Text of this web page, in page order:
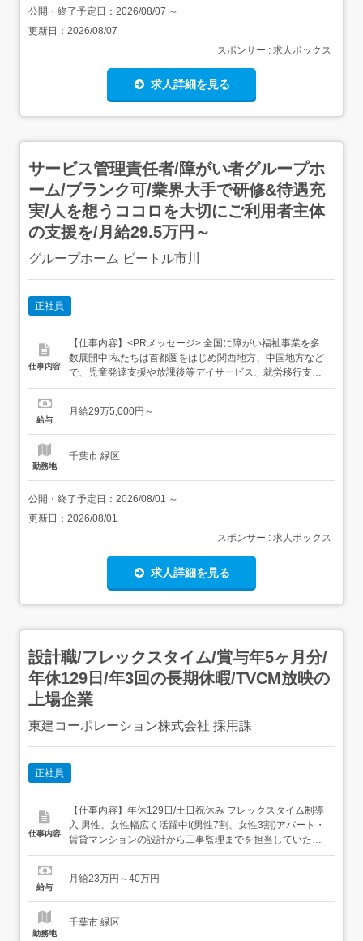
公開・終了予定日： 2026/08/07 ～
更新日： 2026/08/07
スポンサー : 求人ボックス
求人詳細を見る
サービス管理責任者/障がい者グループホ
ーム/ブランク可/業界大手で研修&待遇充
実/人を想うココロを大切にご利用者主体
の支援を/月給29.5万円～
グループホーム ビートル市川
正社員
仕事内容
【仕事内容】<PRメッセージ> 全国に障がい福祉事業を多
数展開中!私たちは首都圏をはじめ関西地方、中国地方など
で、児童発達支援や放課後等デイサービス、就労移行支
援、就労継続支援、共同生活援助といった、多彩な障がい
業だけでなく、介護事業や外食事業もグループで展開中。
給与
月給29万5,000円～
勤務地
千葉市 緑区
公開・終了予定日： 2026/08/01 ～
更新日： 2026/08/01
スポンサー : 求人ボックス
求人詳細を見る
設計職/フレックスタイム/賞与年5ヶ月分/
年休129日/年3回の長期休暇/TVCM放映の
上場企業
東建コーポレーション株式会社 採用課
正社員
仕事内容
【仕事内容】年休129日/土日祝休み フレックスタイム制導
入 男性、女性幅広く活躍中!(男性7割、女性3割)アパート・
賃貸マンションの設計から工事監理までを担当していただ
きます。<具体的な仕事内容> 現地調査・役所調査 実施設
指導 など<ポイントは…> 建築業界では、「木造しか建て
給与
月給23万円～40万円
勤務地
千葉市 緑区